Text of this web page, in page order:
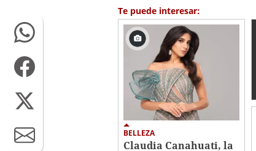
12
minutes,
41
seconds
Volume
0%
Te puede interesar:
BELLEZA
Claudia Canahuati, la